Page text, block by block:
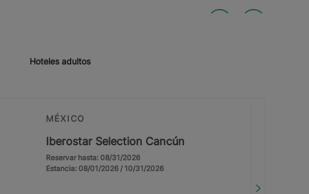
Hoteles adultos
MÉXICO
Iberostar Selection Cancún
Reservar hasta: 08/31/2026
Estancia: 08/01/2026 / 10/31/2026